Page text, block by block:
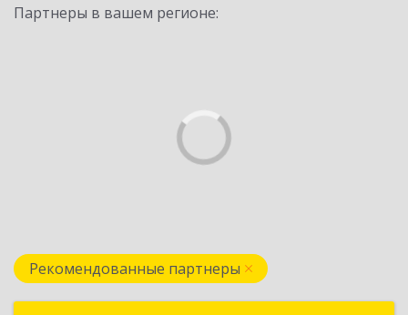
Партнеры в вашем регионе:
Рекомендованные партнеры